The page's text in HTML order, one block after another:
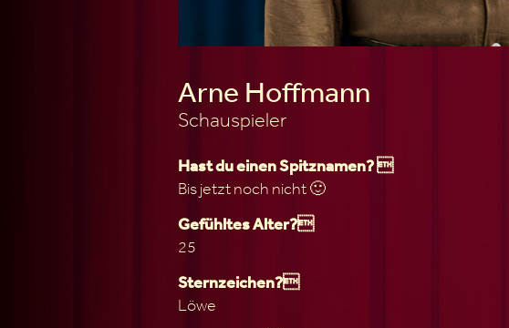
Arne Hoffmann
Schauspieler
Hast du einen Spitznamen? 
Bis jetzt noch nicht 🙂
Gefühltes Alter?
25
Sternzeichen?
Löwe